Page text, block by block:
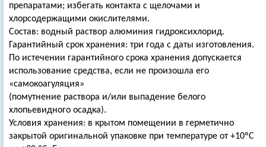
препаратами; избегать контакта с щелочами и
хлорсодержащими окислителями.
Состав: водный раствор алюминия гидроксихлорид.
Гарантийный срок хранения: три года с даты изготовления.
По истечении гарантийного срока хранения допускается
использование средства, если не произошла его
«самокоагуляция»
(помутнение раствора и/или выпадение белого
хлопьевидного осадка).
Условия хранения: в крытом помещении в герметично
закрытой оригинальной упаковке при температуре от +10ºС